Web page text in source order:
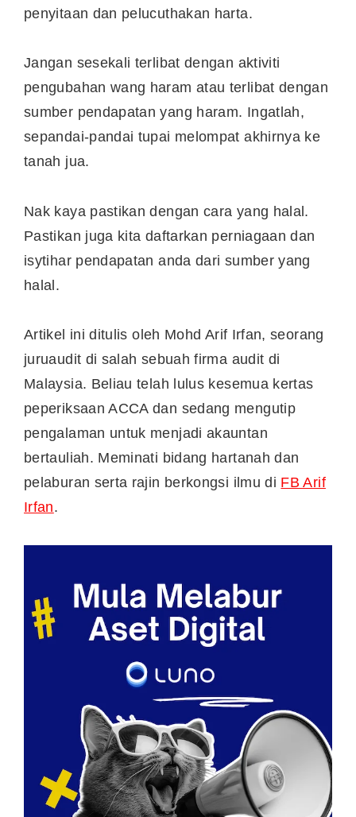
penyitaan dan pelucuthakan harta.
Jangan sesekali terlibat dengan aktiviti
pengubahan wang haram atau terlibat dengan
sumber pendapatan yang haram. Ingatlah,
sepandai-pandai tupai melompat akhirnya ke
tanah jua.
Nak kaya pastikan dengan cara yang halal.
Pastikan juga kita daftarkan perniagaan dan
isytihar pendapatan anda dari sumber yang
halal.
Artikel ini ditulis oleh Mohd Arif Irfan, seorang
juruaudit di salah sebuah firma audit di
Malaysia. Beliau telah lulus kesemua kertas
peperiksaan ACCA dan sedang mengutip
pengalaman untuk menjadi akauntan
bertauliah. Meminati bidang hartanah dan
pelaburan serta rajin berkongsi ilmu di FB Arif
Irfan.